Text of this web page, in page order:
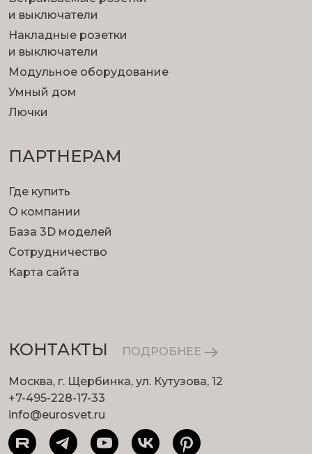
и выключатели
Накладные розетки
и выключатели
Модульное оборудование
Умный дом
Лючки
ПАРТНЕРАМ
Где купить
О компании
База 3D моделей
Сотрудничество
Карта сайта
КОНТАКТЫ ПОДРОБНЕЕ
Москва, г. Щербинка, ул. Кутузова, 12
+7-495-228-17-33
info@eurosvet.ru